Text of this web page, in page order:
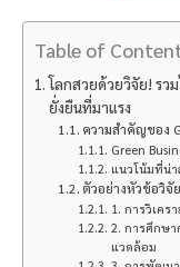
Table of
โลกสวยด้วยวิจัย! รว
ยั่งยืนที่มาแรง
ความสำคัญของ
Green
แนวโน้มที่น่า
ตัวอย่างหัวข้อวิจั
1. การวิเค
2. การศึกษ
แวดล้อม